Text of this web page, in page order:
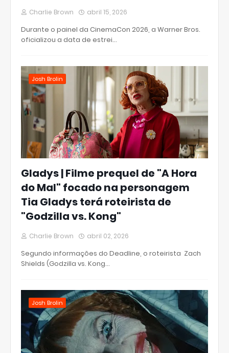
Charlie Brown abril 15, 2026
Durante o painel da CinemaCon 2026, a Warner Bros.
oficializou a data de estrei…
Josh Brolin
Gladys | Filme prequel de "A Hora
do Mal" focado na personagem
Tia Gladys terá roteirista de
"Godzilla vs. Kong"
Charlie Brown abril 02, 2026
Segundo informações do Deadline, o roteirista Zach
Shields (Godzilla vs. Kong…
Josh Brolin